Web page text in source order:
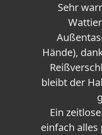
Sehr
Hände),
bleibt der
Ein
einfach alles